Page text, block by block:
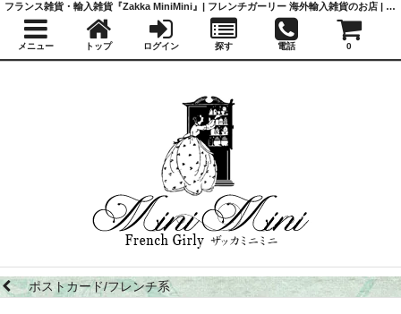
ポストカード/フレンチ系
フランス雑貨・輸入雑貨『Zakka MiniMini』| フレンチガーリー 海外輸入雑貨のお店 | かわいい雑貨 | 蚤の市 | アンティーク
メニュー トップ ログイン 探す 電話 0